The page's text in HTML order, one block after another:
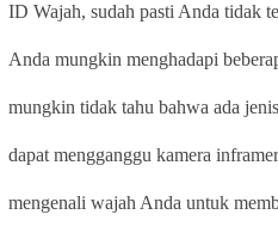
ID Wajah, sudah pasti Anda tidak
Anda mungkin menghadapi
mungkin tidak tahu bahwa ada
dapat mengganggu kamera
mengenali wajah Anda untuk